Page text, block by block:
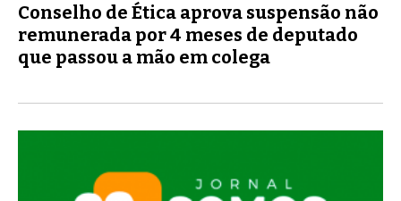
Conselho de Ética aprova suspensão não
remunerada por 4 meses de deputado
que passou a mão em colega